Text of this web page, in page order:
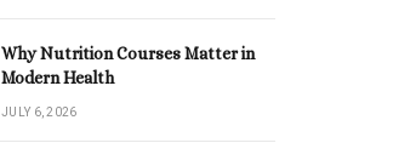
Why Nutrition Courses Matter in
Modern Health
JULY 6, 2026